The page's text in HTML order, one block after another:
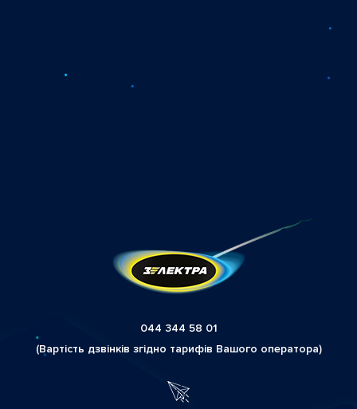
044 344 58 01
(Вартість дзвінків згідно тарифів Вашого оператора)